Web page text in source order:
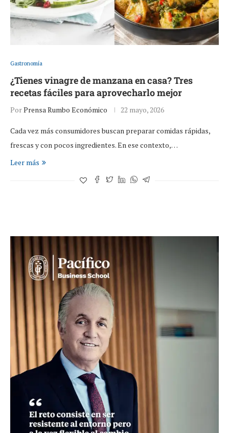
Gastronomía
¿Tienes vinagre de manzana en casa? Tres
recetas fáciles para aprovecharlo mejor
PorPrensa Rumbo Económico 22 mayo, 2026
Cada vez más consumidores buscan preparar comidas rápidas,
frescas y con pocos ingredientes. En ese contexto,…
Leer más